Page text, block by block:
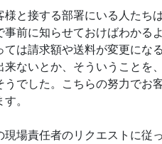
様と接する部署にいる人たち
事前に知らせておけばわかる
ては請求額や送料が変更にな
来ないとか、そういうことを
うでした。こちらの努力でお
。
現場責任者のリクエストに従